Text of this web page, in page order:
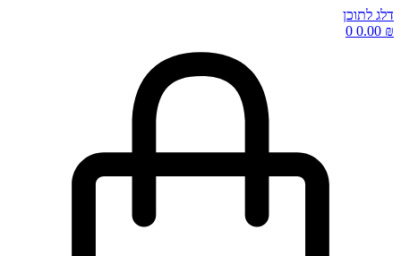
דלג לתוכן
0.00 ₪
0